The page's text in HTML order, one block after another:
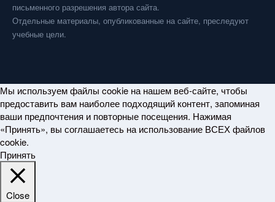
письменного разрешения автора сайта.
Отдельные материалы, опубликованные на сайте, преследуют
учебные цели.
Мы используем файлы cookie на нашем веб-сайте, чтобы
предоставить вам наиболее подходящий контент, запоминая
ваши предпочтения и повторные посещения. Нажимая
«Принять», вы соглашаетесь на использование ВСЕХ файлов
cookie.
Принять
Close